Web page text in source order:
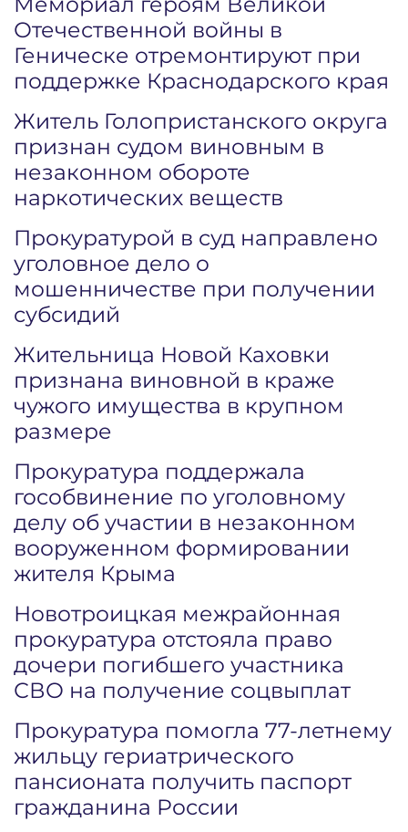
Отечественной войны в
Геническе отремонтируют при
поддержке Краснодарского края
Житель Голопристанского округа
признан судом виновным в
незаконном обороте
наркотических веществ
Прокуратурой в суд направлено
уголовное дело о
мошенничестве при получении
субсидий
Жительница Новой Каховки
признана виновной в краже
чужого имущества в крупном
размере
Прокуратура поддержала
гособвинение по уголовному
делу об участии в незаконном
вооруженном формировании
жителя Крыма
Новотроицкая межрайонная
прокуратура отстояла право
дочери погибшего участника
СВО на получение соцвыплат
Прокуратура помогла 77-летнему
жильцу гериатрического
пансионата получить паспорт
гражданина России